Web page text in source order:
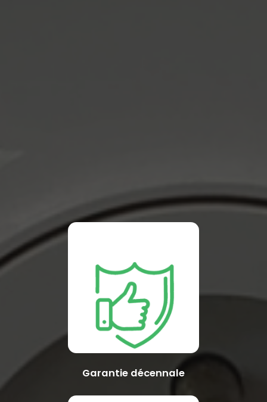
Garantie décennale